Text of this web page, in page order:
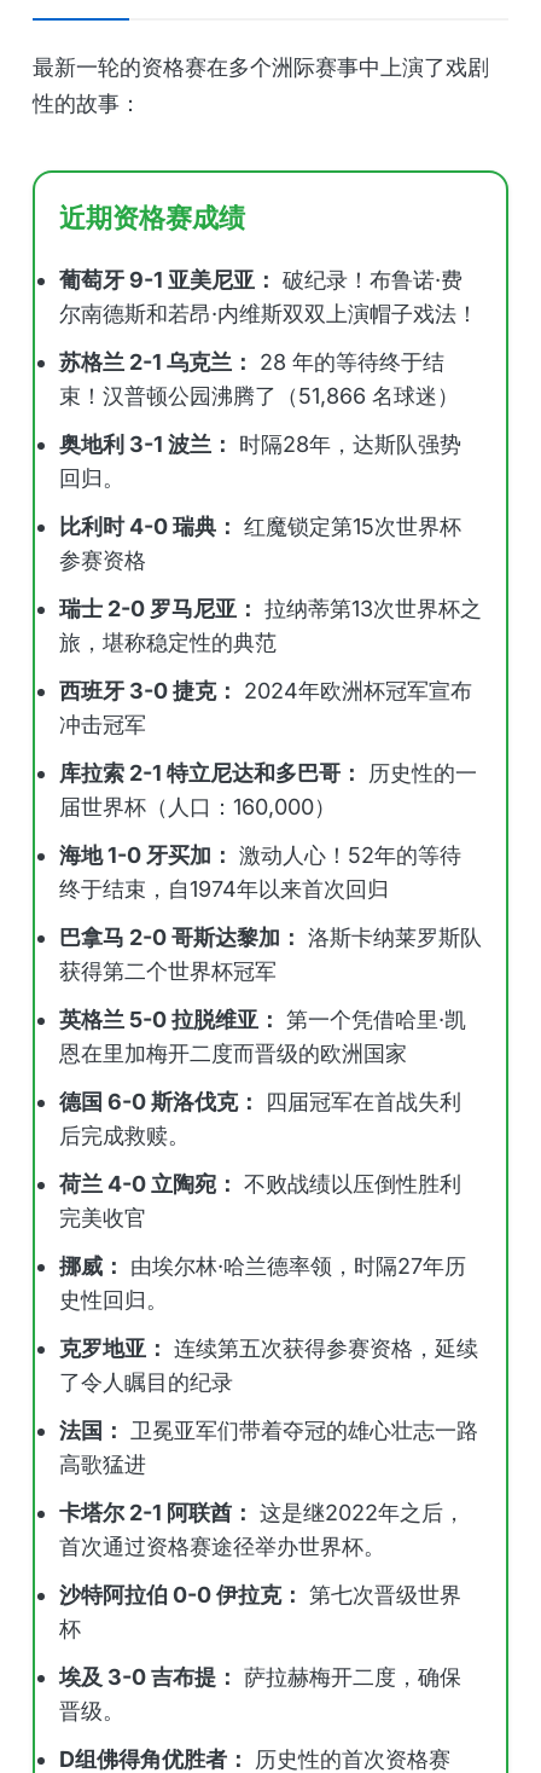
最新一轮的资格赛在多个洲际赛事中上演了戏剧
性的故事：
近期资格赛成绩
葡萄牙 9-1 亚美尼亚： 破纪录！布鲁诺·费
尔南德斯和若昂·内维斯双双上演帽子戏法！
苏格兰 2-1 乌克兰：
28 年的等待终于结
束！汉普顿公园沸腾了（51,866 名球迷）
奥地利 3-1 波兰：
时隔28年，达斯队强势
回归。
比利时 4-0 瑞典： 红魔锁定第15次世界杯
参赛资格
瑞士 2-0 罗马尼亚： 拉纳蒂第13次世界杯之
旅，堪称稳定性的典范
西班牙 3-0 捷克：
2024年欧洲杯冠军宣布
冲击冠军
库拉索 2-1 特立尼达和多巴哥：
历史性的一
届世界杯（人口：160,000）
海地 1-0 牙买加： 激动人心！52年的等待
终于结束，自1974年以来首次回归
巴拿马 2-0 哥斯达黎加： 洛斯卡纳莱罗斯队
获得第二个世界杯冠军
英格兰 5-0 拉脱维亚： 第一个凭借哈里·凯
恩在里加梅开二度而晋级的欧洲国家
德国 6-0 斯洛伐克：
四届冠军在首战失利
后完成救赎。
荷兰 4-0 立陶宛： 不败战绩以压倒性胜利
完美收官
挪威：
由埃尔林·哈兰德率领，时隔27年历
史性回归。
克罗地亚： 连续第五次获得参赛资格，延续
了令人瞩目的纪录
法国：
卫冕亚军们带着夺冠的雄心壮志一路
高歌猛进
卡塔尔 2-1 阿联酋： 这是继2022年之后，
首次通过资格赛途径举办世界杯。
沙特阿拉伯 0-0 伊拉克： 第七次晋级世界
杯
埃及 3-0 吉布提： 萨拉赫梅开二度，确保
晋级。
D组佛得角优胜者：
历史性的首次资格赛